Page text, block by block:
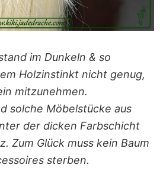
im Dunkeln & so
Holzinstinkt nicht genug,
mitzunehmen.
solche Möbelstücke aus
der dicken Farbschicht
Zum Glück muss kein Baum
sterben.